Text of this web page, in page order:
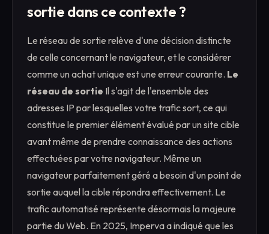
sortie dans ce contexte ?
Le réseau de sortie relève d'une décision distincte
de celle concernant le navigateur, et le considérer
comme un achat unique est une erreur courante. Le
réseau de sortie Il s'agit de l'ensemble des
adresses IP par lesquelles votre trafic sort, ce qui
constitue le premier élément évalué par un site cible
avant même de prendre connaissance des actions
effectuées par votre navigateur. Même un
navigateur parfaitement géré a besoin d'un point de
sortie auquel la cible répondra effectivement. Le
trafic automatisé représente désormais la majeure
partie du Web. En 2025, Imperva a indiqué que les